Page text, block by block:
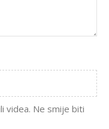
videa. Ne smije biti